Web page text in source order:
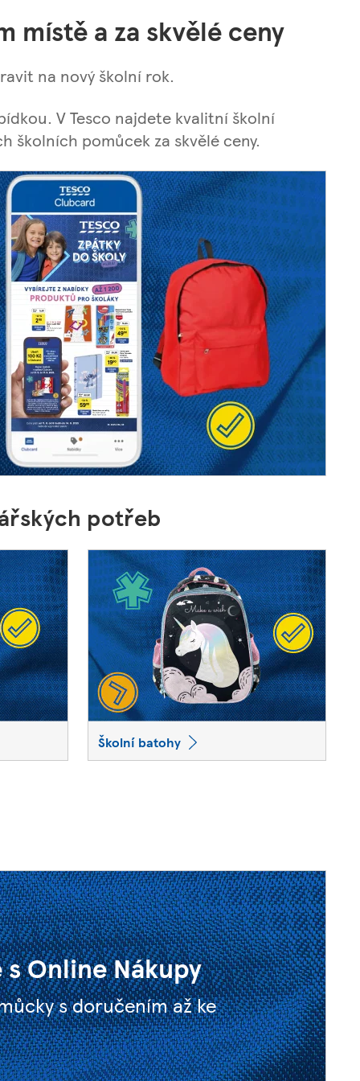
místě a za skvělé ceny
na nový školní rok.
V Tesco najdete kvalitní školní
školních pomůcek za skvělé ceny.
potřeb
Školní batohy
Online Nákupy
s doručením až ke